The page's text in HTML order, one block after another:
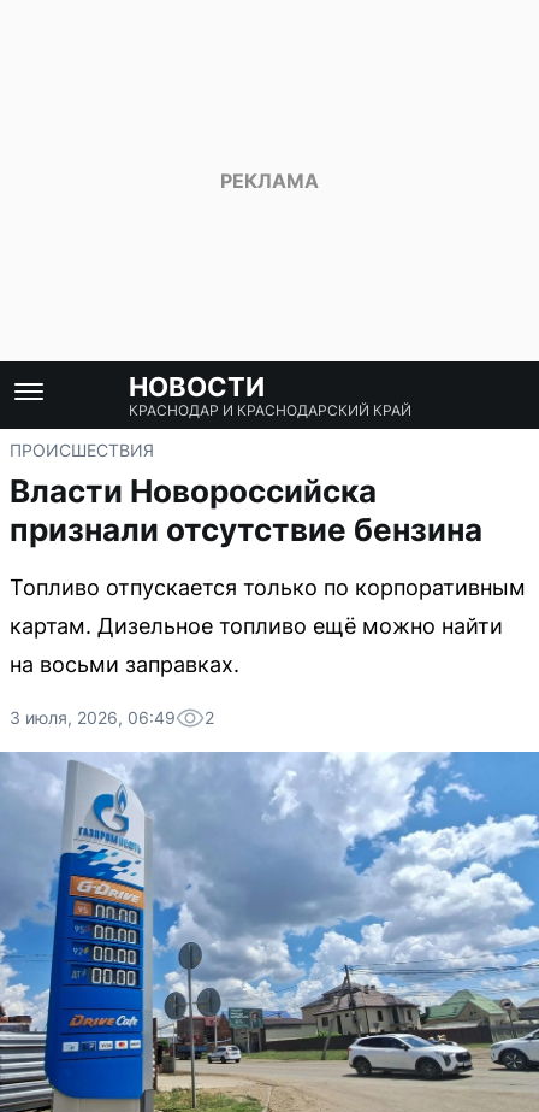
НОВОСТИ
КРАСНОДАР И КРАСНОДАРСКИЙ КРАЙ
ПРОИСШЕСТВИЯ
Власти Новороссийска
признали отсутствие бензина
Топливо отпускается только по корпоративным
картам. Дизельное топливо ещё можно найти
на восьми заправках.
3 июля, 2026, 06:49 2